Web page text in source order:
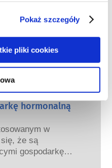
Pokaż szczegóły
pliki cookies
się
produkty
sprzedawane
Firmy
organy regulacyjne
kosmetycznych.
hormonalną
w
że są
gospodarkę
naśladować